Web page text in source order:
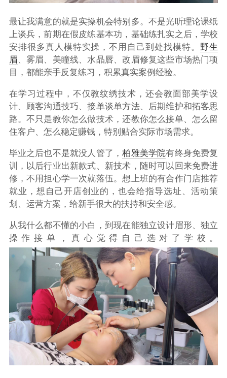
最让我满意的就是实操机会特别多。不是光听理论课纸
上谈兵，前期在假皮练基本功，基础练扎实之后，学校
安排很多真人模特实操，不用自己到处找模特。 野生
眉、雾眉、美瞳线、水晶唇、改眉修复这些市场热门项
目，都能亲手反复练习，积累真实案例经验。
在学习过程中，不仅教纹绣技术，还会教面部美学设
计、顾客沟通技巧、接单谈单方法、后期维护和拓客思
路。不只是教你怎么做技术，还教你怎么接单、怎么留
住客户、怎么稳定赚钱，特别贴合实际市场需求。
毕业之后也不是就没人管了，柏雅美学院有终身免费复
训
，以后行业出新款式、新技术，随时可以回来免费进
修，不用担心学一次就落伍。想上班的有合作门店推荐
就业，想自己开店创业的，也会给指导选址、活动策
划、运营方案，给新手很大的扶持和安全感。
从我什么都不懂的小白，到现在能独立设计眉形、独立
操作接单，真心觉得自己选对了学校。